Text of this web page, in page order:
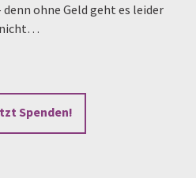
ohne Geld geht es leider
nicht…
Spenden!